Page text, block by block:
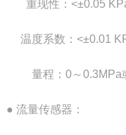
重现性：<±0.05
温度系数：<±0.01
量程：0～0.3MPa
● 流量传感器：